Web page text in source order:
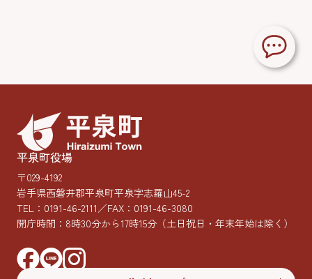
平泉町役場
〒029-4192
岩手県西磐井郡平泉町平泉字志羅山45-2
TEL： 0191-46-2111／FAX：0191-46-3080
開庁時間：8時30分から17時15分 （土日祝日・年末年始は除く）